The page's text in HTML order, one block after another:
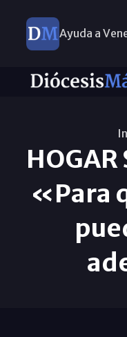
Ayuda a
HOGAR
«Para